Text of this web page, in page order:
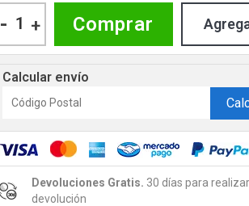
- + Comprar
Calcular envío
Devoluciones Gratis. 30 días para
devolución